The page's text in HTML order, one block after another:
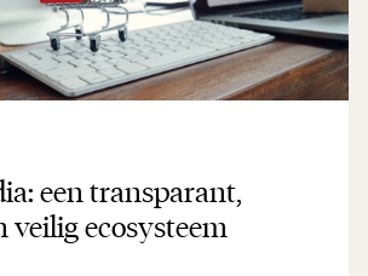
een transparant,
veilig ecosysteem